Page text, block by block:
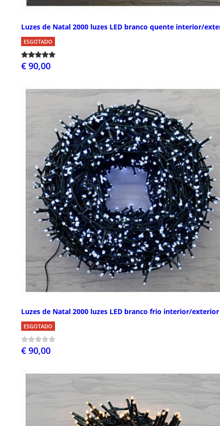
Luzes de Natal 2000 luzes LED branco quente interior/
ESGOTADO
€ 90,00
Luzes de Natal 2000 luzes LED branco frio interior/exterior
ESGOTADO
€ 90,00